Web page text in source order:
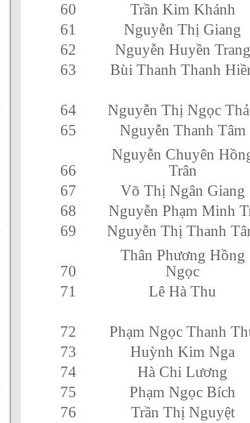
60 Trần Kim Khánh
61 Nguyễn Thị Giang
62 Nguyễn Huyền Trang
63 Bùi Thanh Thanh
64 Nguyễn Thị Ngọc
65 Nguyễn Thanh Tâm
66
Nguyễn Chuyên
Trân
67 Võ Thị Ngân Giang
68 Nguyễn Phạm Minh
69 Nguyễn Thị Thanh
70
Thân Phương Hồng
Ngọc
71 Lê Hà Thu
72 Phạm Ngọc Thanh
73 Huỳnh Kim Nga
74 Hà Chi Lương
75 Phạm Ngọc Bích
76 Trần Thị Nguyệt